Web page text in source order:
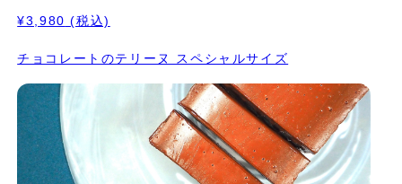
使用した、和のテリーヌ。 口に入れた瞬間に広がるほうじ茶の香
じ茶になるような茶葉の濃厚さを出しつつ、 キビ糖のやさしい甘
さを感じながら、食感はなめらかで繊細。 まさに"食べるほうじ
茶"。 [原材料名] ホワイトチョコ(ココアバター(外国製造または国
内製造)、砂糖、全脂粉乳/乳化剤、香料(一部に乳成分・大豆を含
む))、卵、生乳、ほうじ茶パウダー、キビ糖 ※写真のほうじ茶パ
ウダーのトッピングはありません。 ※小麦粉は使用しておりませ
ん。 ※本品製造場では、小麦・卵・乳製品を使用した製品を生産
¥3,980 (税込)
チョコレートのテリーヌ スペシャルサイズ